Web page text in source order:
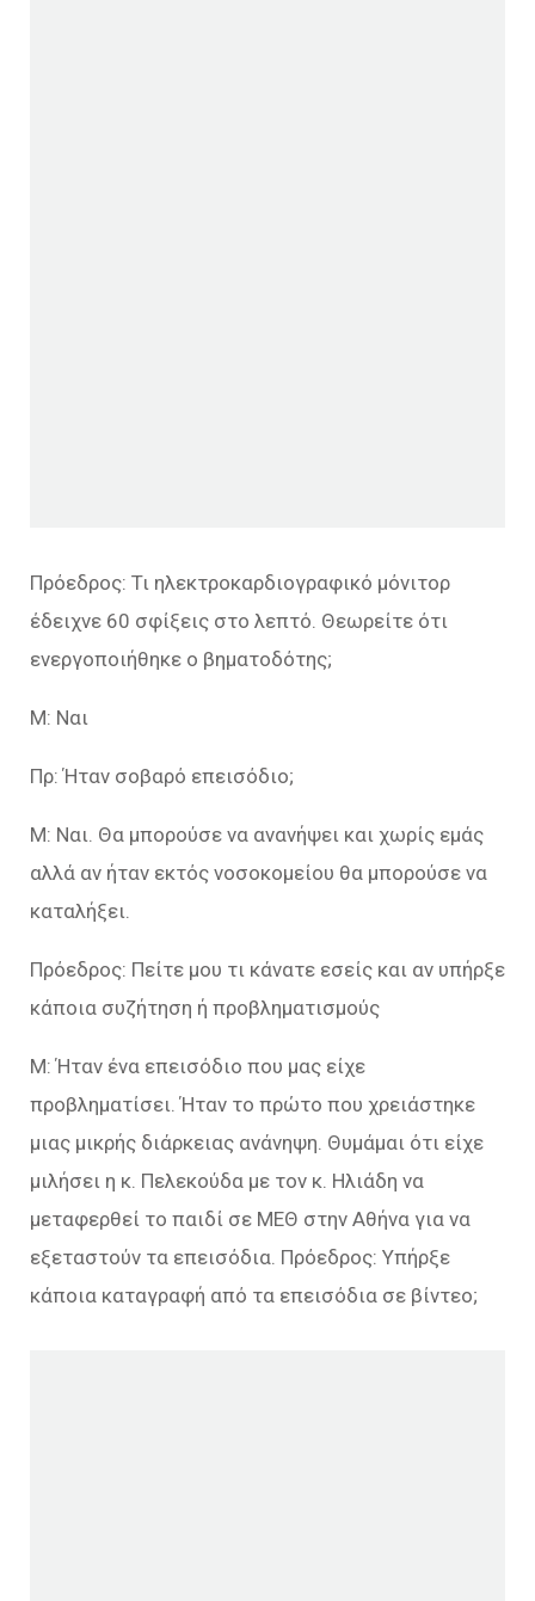
Πρόεδρος: Τι ηλεκτροκαρδιογραφικό μόνιτορ
έδειχνε 60 σφίξεις στο λεπτό. Θεωρείτε ότι
ενεργοποιήθηκε ο βηματοδότης;
Μ: Ναι
Πρ: Ήταν σοβαρό επεισόδιο;
Μ: Ναι. Θα μπορούσε να ανανήψει και χωρίς εμάς
αλλά αν ήταν εκτός νοσοκομείου θα μπορούσε να
καταλήξει.
Πρόεδρος: Πείτε μου τι κάνατε εσείς και αν υπήρξε
κάποια συζήτηση ή προβληματισμούς
Μ: Ήταν ένα επεισόδιο που μας είχε
προβληματίσει. Ήταν το πρώτο που χρειάστηκε
μιας μικρής διάρκειας ανάνηψη. Θυμάμαι ότι είχε
μιλήσει η κ. Πελεκούδα με τον κ. Ηλιάδη να
μεταφερθεί το παιδί σε ΜΕΘ στην Αθήνα για να
εξεταστούν τα επεισόδια. Πρόεδρος: Υπήρξε
κάποια καταγραφή από τα επεισόδια σε βίντεο;